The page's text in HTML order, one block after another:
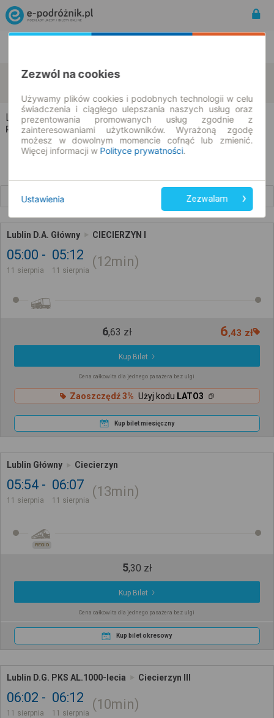
Lublin Ciecierzyn
Lublin → Ciecierzyn
Rozkład jazdy i bilety
Lublin D.A. Główny CIECIERZYN I
05:00
11 sierpnia
05:12
11 sierpnia
12min
6,63 zł 6,43 zł
Kup Bilet
Cena całkowita dla jednego pasażera bez ulgi
Zaoszczędź 3% Użyj kodu LATO3
Kup bilet miesięczny
Lublin Główny Ciecierzyn
05:54
11 sierpnia
06:07
11 sierpnia
13min
REGIO
5,30 zł
Kup Bilet
Cena całkowita dla jednego pasażera bez ulgi
Kup bilet okresowy
Lublin D.G. PKS AL.1000-lecia Ciecierzyn III
06:02
11 sierpnia
06:12
11 sierpnia
10min
Zezwól na cookies
Używamy plików cookies i podobnych technologii w celu
świadczenia i ciągłego ulepszania naszych usług oraz
prezentowania promowanych usług zgodnie z
zainteresowaniami użytkowników. Wyrażoną zgodę
możesz w dowolnym momencie cofnąć lub zmienić.
Więcej informacji w Polityce prywatności.
Ustawienia Zezwalam